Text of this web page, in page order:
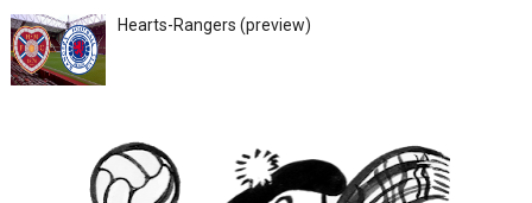
Hearts-Rangers (preview)